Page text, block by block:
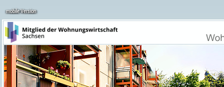
mobile Version